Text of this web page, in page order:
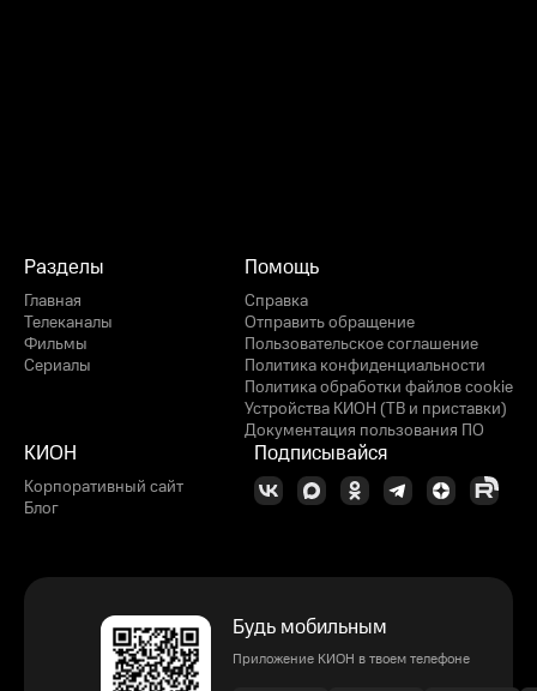
Разделы
Главная
Телеканалы
Фильмы
Сериалы
Помощь
Справка
Отправить обращение
Пользовательское соглашение
Политика конфиденциальности
Политика обработки файлов cookie
Устройства КИОН (ТВ и приставки)
Документация пользования ПО
КИОН
Корпоративный сайт
Блог
Подписывайся
Будь мобильным
Приложение КИОН в твоем телефоне